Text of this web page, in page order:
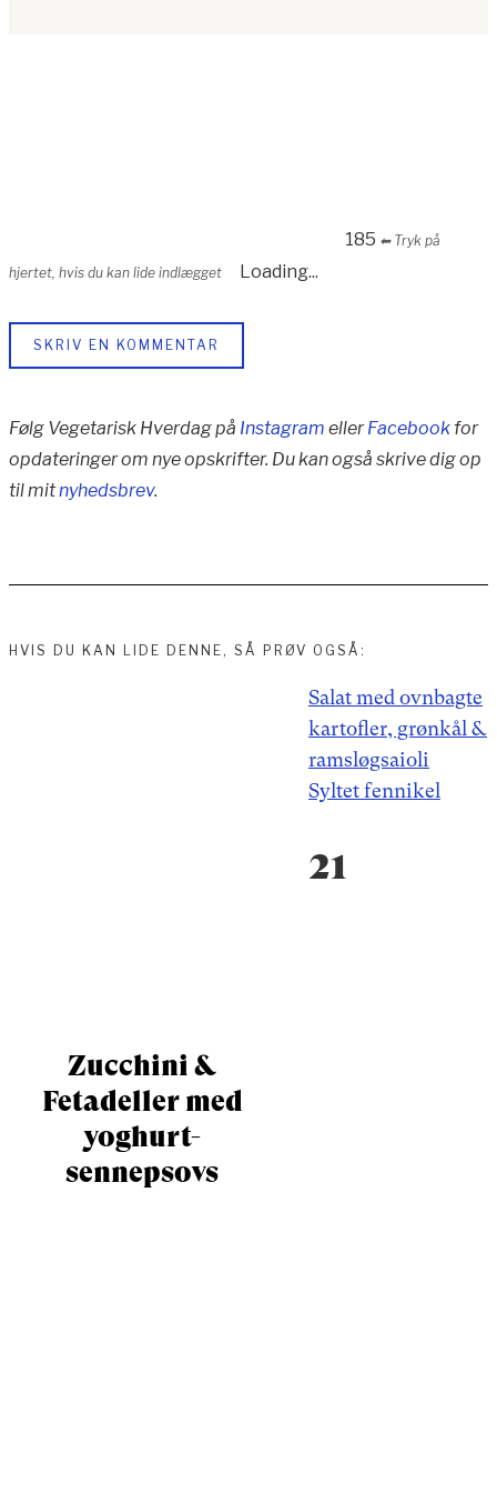
185 ⬅︎ Tryk på
hjertet, hvis du kan lide indlægget
Loading...
SKRIV EN KOMMENTAR
Følg Vegetarisk Hverdag på Instagram ellerFacebook for
opdateringer om nye opskrifter. Du kan også skrive dig op
til mitnyhedsbrev.
HVIS DU KAN LIDE DENNE, SÅ PRØV OGSÅ:
Zucchini &
Fetadeller med
yoghurt-
sennepsovs
IndlægsnavigationSalat med ovnbagte
kartofler, grønkål &
ramsløgsaioli
Syltet fennikel
21